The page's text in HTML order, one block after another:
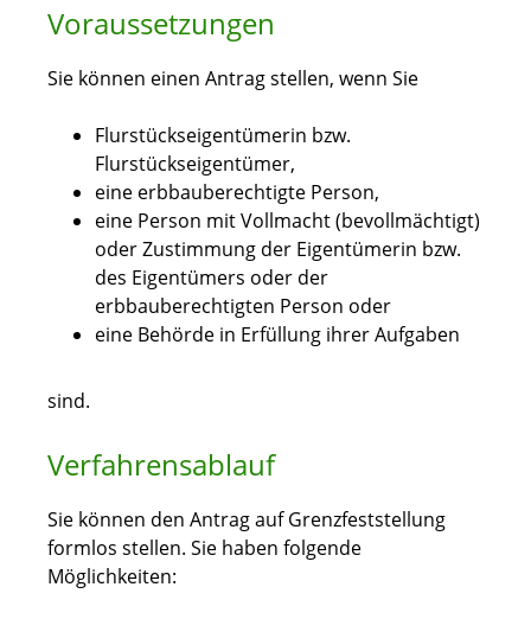
Voraussetzungen
Sie können einen Antrag stellen, wenn Sie
Flurstückseigentümerin bzw.
Flurstückseigentümer,
eine erbbauberechtigte Person,
eine Person mit Vollmacht (bevollmächtigt)
oder Zustimmung der Eigentümerin bzw.
des Eigentümers oder der
erbbauberechtigten Person oder
eine Behörde in Erfüllung ihrer Aufgaben
sind.
Verfahrensablauf
Sie können den Antrag auf Grenzfeststellung
formlos stellen. Sie haben folgende
Möglichkeiten: